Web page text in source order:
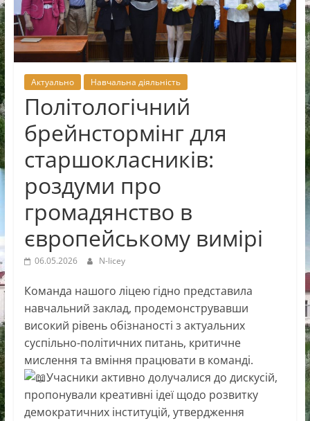
Новоселицької
міської
ради
Актуально Навчальна діяльність
Політологічний
брейнстормінг для
старшокласників:
роздуми про
громадянство в
європейському вимірі
06.05.2026 N-licey
Команда нашого ліцею гідно представила
навчальний заклад, продемонструвавши
високий рівень обізнаності з актуальних
суспільно-політичних питань, критичне
мислення та вміння працювати в команді.
Учасники активно долучалися до дискусій,
пропонували креативні ідеї щодо розвитку
демократичних інституцій, утвердження